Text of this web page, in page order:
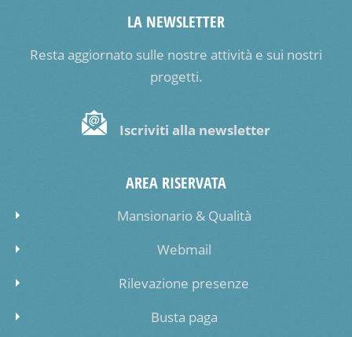
LA NEWSLETTER
Resta aggiornato sulle nostre attività e sui nostri
progetti.
Iscriviti alla newsletter
AREA RISERVATA
Mansionario & Qualità
Webmail
Rilevazione presenze
Busta paga